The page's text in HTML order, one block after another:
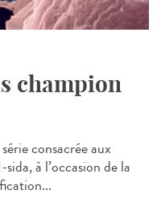
champion
consacrée aux
à l’occasion de la